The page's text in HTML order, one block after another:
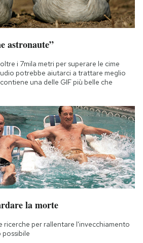
astronaute”
i 7mila metri per superare le cime
potrebbe aiutarci a trattare meglio
una delle GIF più belle che
la morte
ricerche per rallentare l'invecchiamento
possibile